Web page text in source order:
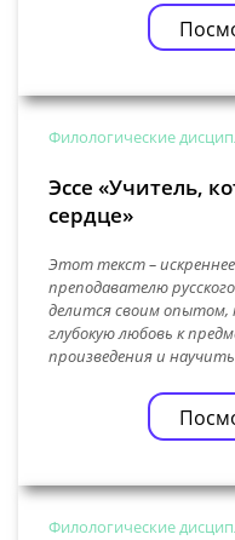
Филологические
Эссе «Учитель,
сердце»
Этот текст –
преподавателю
делится своим опытом,
глубокую любовь к
произведения и
Филологические